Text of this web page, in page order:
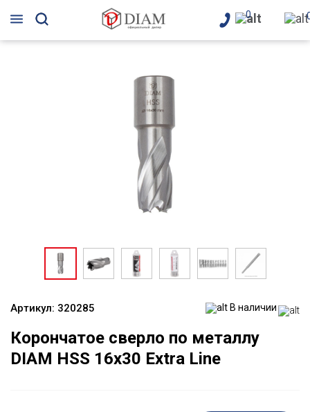
0
Артикул: 320285 В наличии
Корончатое сверло по металлу
DIAM HSS 16x30 Extra Line